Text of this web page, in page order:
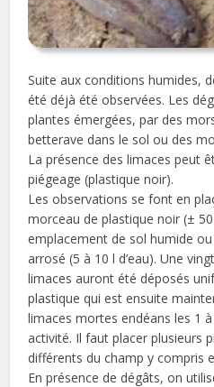
Suite aux conditions humides,
été déjà été observées. Les
plantes émergées, par des
betterave dans le sol ou des
La présence des limaces peut
piégeage (plastique noir).
Les observations se font en
morceau de plastique noir (±
emplacement de sol humide
arrosé (5 à 10 l d’eau). Une
limaces auront été déposés
plastique qui est ensuite
limaces mortes endéans les 1
activité. Il faut placer plusieurs
différents du champ y compris
En présence de dégâts, on